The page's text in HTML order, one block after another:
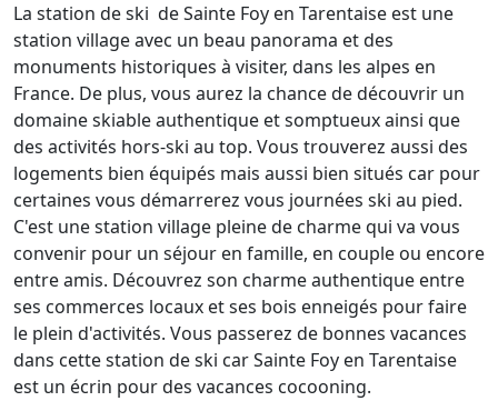
La station de ski de Sainte Foy en Tarentaise est une
station village avec un beau panorama et des
monuments historiques à visiter, dans les alpes en
France. De plus, vous aurez la chance de découvrir un
domaine skiable authentique et somptueux ainsi que
des activités hors-ski au top. Vous trouverez aussi des
logements bien équipés mais aussi bien situés car pour
certaines vous démarrerez vous journées ski au pied.
C'est une station village pleine de charme qui va vous
convenir pour un séjour en famille, en couple ou encore
entre amis. Découvrez son charme authentique entre
ses commerces locaux et ses bois enneigés pour faire
le plein d'activités. Vous passerez de bonnes vacances
dans cette station de ski car Sainte Foy en Tarentaise
est un écrin pour des vacances cocooning.